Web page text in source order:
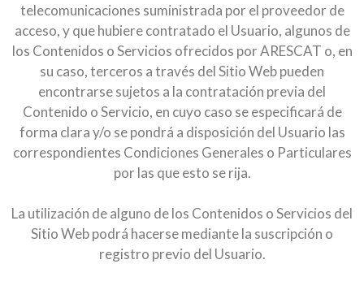
telecomunicaciones suministrada por el proveedor de
acceso, y que hubiere contratado el Usuario, algunos de
los Contenidos o Servicios ofrecidos por ARESCAT o, en
su caso, terceros a través del Sitio Web pueden
encontrarse sujetos a la contratación previa del
Contenido o Servicio, en cuyo caso se especificará de
forma clara y/o se pondrá a disposición del Usuario las
correspondientes Condiciones Generales o Particulares
por las que esto se rija.
La utilización de alguno de los Contenidos o Servicios del
Sitio Web podrá hacerse mediante la suscripción o
registro previo del Usuario.